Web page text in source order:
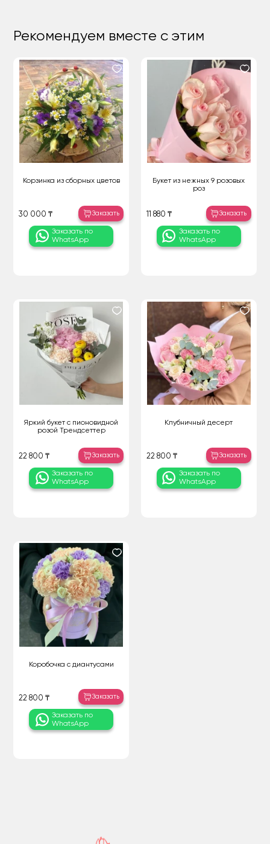
Рекомендуем вместе с этим
Корзинка из сборных цветов
30 000 ₸ Заказать
Заказать по
WhatsApp
Букет из нежных 9 розовых
роз
11 880 ₸ Заказать
Заказать по
WhatsApp
Яркий букет с пионовидной
розой Трендсеттер
22 800 ₸ Заказать
Заказать по
WhatsApp
Клубничный десерт
22 800 ₸ Заказать
Заказать по
WhatsApp
Коробочка с диантусами
22 800 ₸ Заказать
Заказать по
WhatsApp